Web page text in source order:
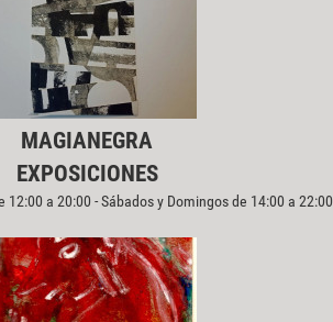
MAGIANEGRA
EXPOSICIONES
12:00 a 20:00 - Sábados y Domingos de 14:00 a 22:00